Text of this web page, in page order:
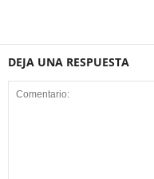
DEJA UNA RESPUESTA